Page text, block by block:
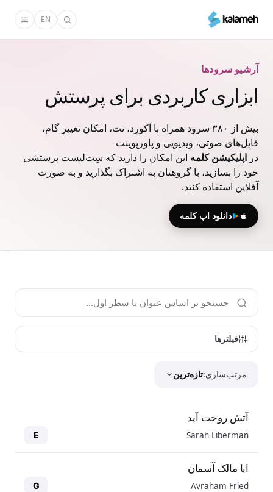
محتوای
EN
آرشیو سرودها
ابزاری کاربردی برای پرستش
بیش از ۳۸۰ سرود همراه با آکورد، نت، امکان تغییر گام،
فایل‌های صوتی، ویدیویی و پاورپوینت
در اپلیکیشن کلمه این امکان را دارید که سِت‌لیست پرستشی
خود را بسازید، با گروهتان به اشتراک بگذارید و به صورت
آفلاین استفاده کنید.
دانلود اپ کلمه
فیلترها
مرتب‌سازی:تازه‌ترین
آتش روحت آید
Sarah Liberman
E
ابا مالک آسمان
Avraham Fried
G